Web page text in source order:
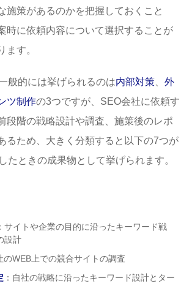
の関連記事
のSEO対策会社 一覧
施策があるのかを把握しておくこと
時に依頼内容について選択することが
ます。
般的には挙げられるのは内部対策
外
ツ制作の3つですが、SEO会社に依頼す
段階の戦略設計や調査、施策後のレポ
るため、大きく分類すると以下の7つが
たときの成果物として挙げられます。
サイトや企業の目的に沿ったキーワード戦
設計
のWEB上での競合サイトの調査
：自社の戦略に沿ったキーワード設計とター